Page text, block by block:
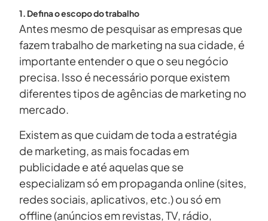
1. Defina o escopo do trabalho
Antes mesmo de pesquisar as empresas que
fazem trabalho de marketing na sua cidade, é
importante entender o que o seu negócio
precisa. Isso é necessário porque existem
diferentes tipos de agências de marketing no
mercado.
Existem as que cuidam de toda a estratégia
de marketing, as mais focadas em
publicidade e até aquelas que se
especializam só em propaganda online (sites,
redes sociais, aplicativos, etc.) ou só em
offline (anúncios em revistas, TV, rádio,